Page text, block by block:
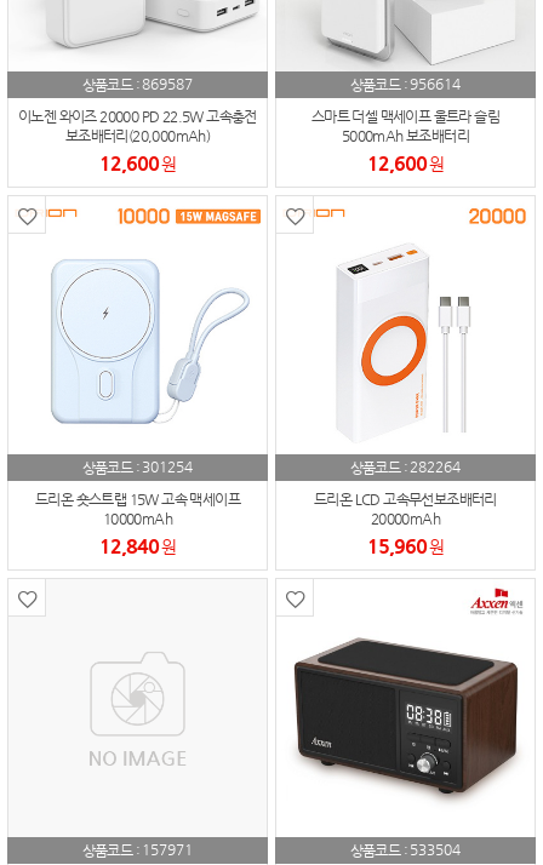
상품코드 :869587
이노젠 와이즈 20000 PD 22.5W 고속충전
보조배터리(20,000mAh)
12,600원
상품코드 :956614
스마트 더셀 맥세이프 울트라 슬림
5000mAh 보조배터리
12,600원
상품코드 : 301254
드리온 숏스트랩 15W 고속 맥세이프
10000mAh
12,840원
상품코드 :282264
드리온 LCD 고속무선보조배터리
20000mAh
15,960원
상품코드 : 157971
상품코드 : 533504